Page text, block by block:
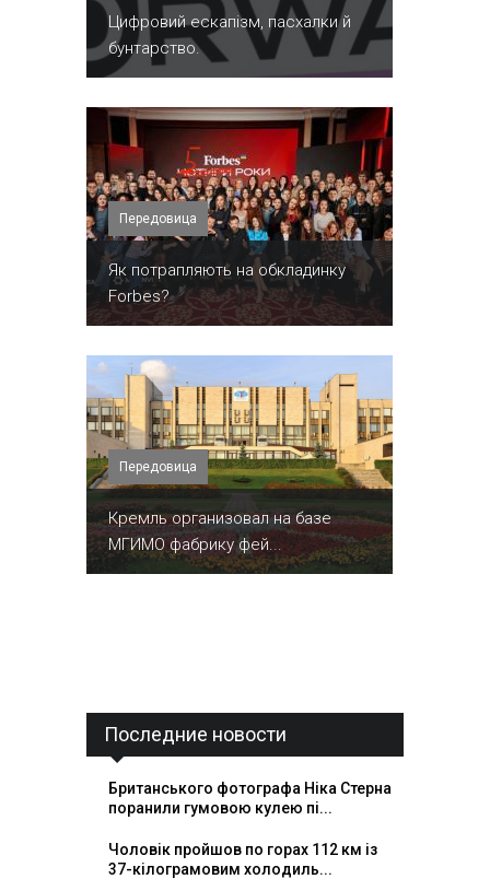
​Цифровий ескапізм, пасхалки й
бунтарство.
Передовица
​Як потрапляють на обкладинку
Forbes?
Передовица
Кремль организовал на базе
МГИМО фабрику фей...
Последние новости
Британського фотографа Ніка Стерна
поранили гумовою кулею пі...
Чоловік пройшов по горах 112 км із
37-кілограмовим холодиль...